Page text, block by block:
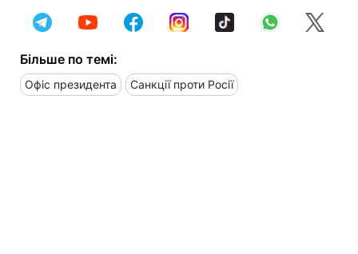
Більше по темі:
Офіс президента Санкції проти Росії